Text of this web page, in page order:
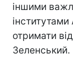
іншими
отримати
Зеленський.